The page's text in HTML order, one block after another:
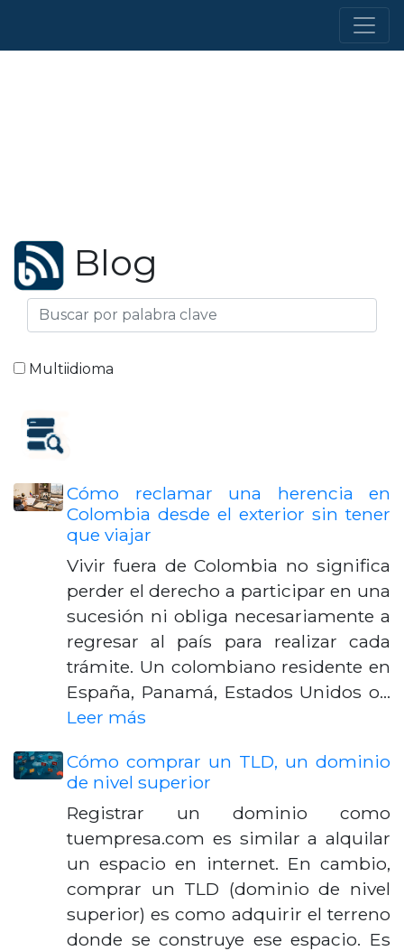
Blog
Multiidioma
Cómo reclamar una herencia en
Colombia desde el exterior sin tener
que viajar
Vivir fuera de Colombia no significa
perder el derecho a participar en una
sucesión ni obliga necesariamente a
regresar al país para realizar cada
trámite. Un colombiano residente en
España, Panamá, Estados Unidos o…
Leer más
Cómo comprar un TLD, un dominio
de nivel superior
Registrar un dominio como
tuempresa.com es similar a alquilar
un espacio en internet. En cambio,
comprar un TLD (dominio de nivel
superior) es como adquirir el terreno
donde se construye ese espacio. Es